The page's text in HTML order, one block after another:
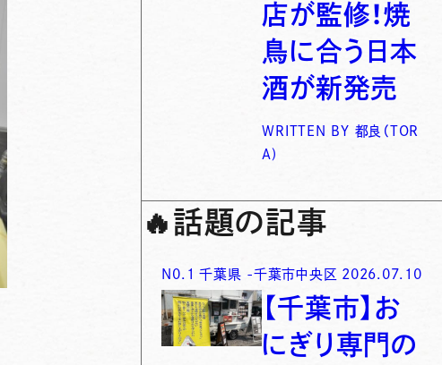
店が監修！焼
鳥に合う日本
酒が新発売
WRITTEN BY 都良（TOR
A)
🔥 話題の記事
N0. 1 千葉県 -千葉市中央区 2026.07.10
【千葉市】お
にぎり専門の